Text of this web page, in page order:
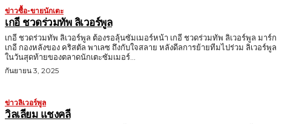
ข่าวซื้อ-ขายนักเตะ
เกอี ชวดร่วมทัพ ลิเวอร์พูล
เกอี ชวดร่วมทัพ ลิเวอร์พูล ต้องรอลุ้นซัมเมอร์หน้า เกอี ชวดร่วมทัพ ลิเวอร์พูล มาร์ก
เกอี กองหลังของ คริสตัล พาเลซ ถึงกับใจสลาย หลังดีลการย้ายทีมไปร่วม ลิเวอร์พูล
ในวันสุดท้ายของตลาดนักเตะซัมเมอร์...
กันยายน 3, 2025
ข่าวลิเวอร์พูล
วิลเลียม แชงคลี